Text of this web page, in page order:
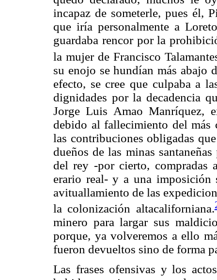
incapaz de someterle, pues él,
que iría personalmente a
guardaba rencor por la
la mujer de Francisco
su enojo se hundían más abajo
efecto, se cree que culpaba a
dignidades por la decadencia
Jorge Luis Amao Manríquez,
debido al fallecimiento del más
las contribuciones obligadas
dueños de las minas
del rey -por cierto, compradas
erario real- y a una imposición
avituallamiento de las
la colonización altacaliforniana.
minero para largar sus
porque, ya volveremos a ello
fueron devueltos sino de forma
Las frases ofensivas y los